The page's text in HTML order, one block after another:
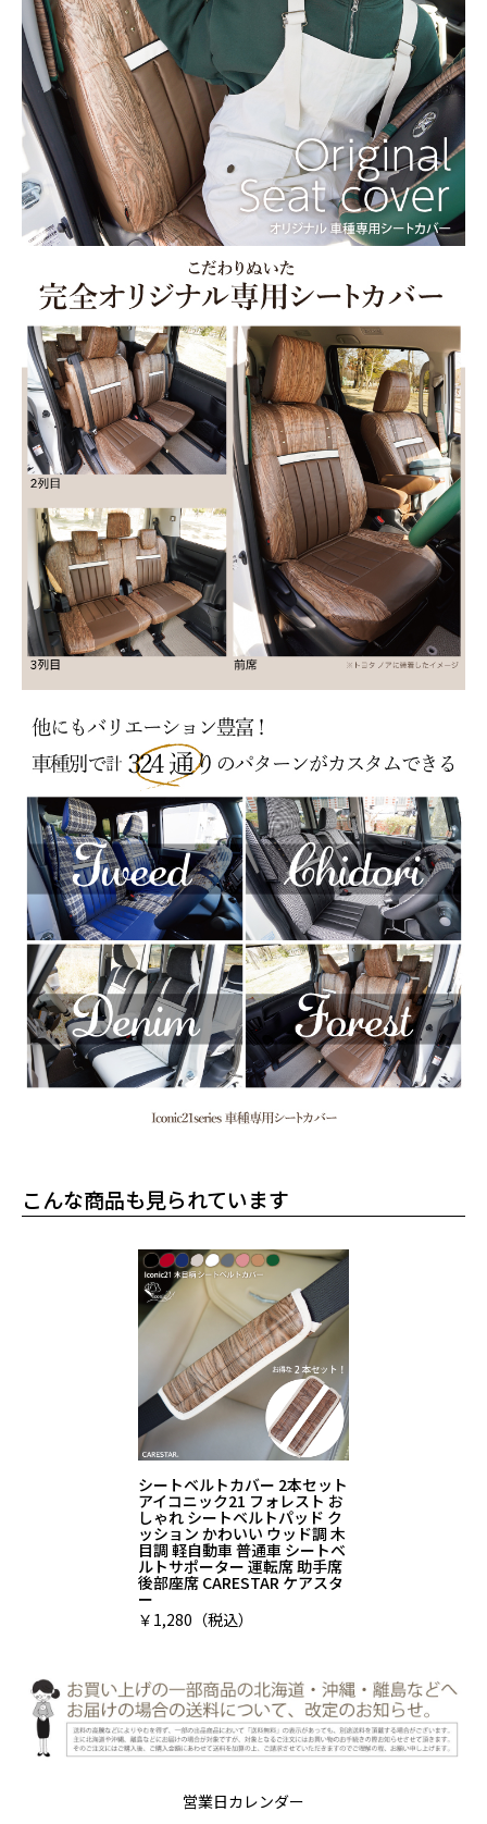
こんな商品も見られています
シートベルトカバー 2本セット
アイコニック21 フォレスト お
しゃれ シートベルトパッド ク
ッション かわいい ウッド調 木
目調 軽自動車 普通車 シートベ
ルトサポーター 運転席 助手席
後部座席 CARESTAR ケアスタ
ー
￥1,280（税込）
営業日カレンダー